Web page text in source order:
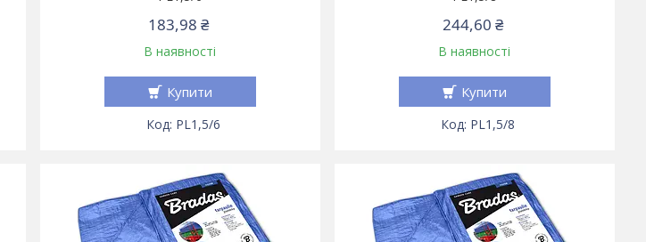
183,98 ₴
В наявності
Купити
PL1,5/6
244,60 ₴
В наявності
Купити
PL1,5/8